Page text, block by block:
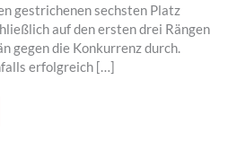
gestrichenen sechsten Platz
auf den ersten drei Rängen
gegen die Konkurrenz durch.
erfolgreich […]